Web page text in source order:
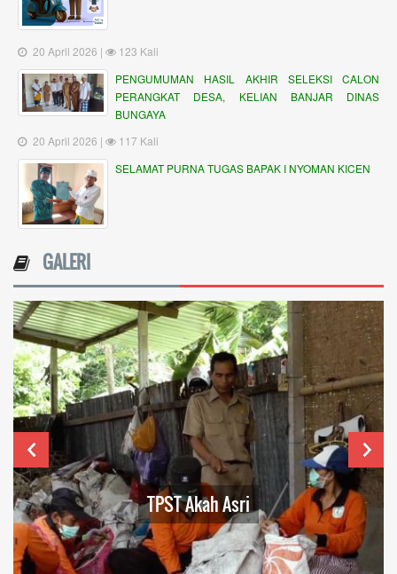
20 April 2026 |
123 Kali
PENGUMUMAN HASIL AKHIR SELEKSI CALON
PERANGKAT DESA, KELIAN BANJAR DINAS
BUNGAYA
20 April 2026 |
117 Kali
SELAMAT PURNA TUGAS BAPAK I NYOMAN KICEN
GALERI
TPST Akah Asri